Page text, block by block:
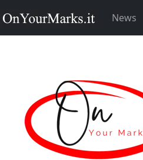
News